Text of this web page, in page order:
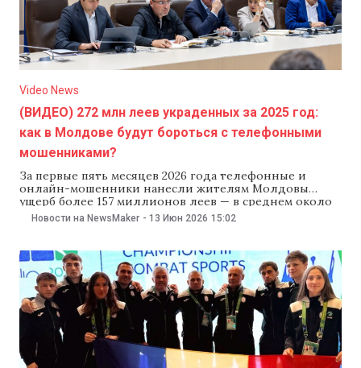
Video News
(ВИДЕО) 272 млн леев украденных за 2025 год:
как в Молдове будут бороться с телефонными
мошенниками?
За первые пять месяцев 2026 года телефонные и
онлайн-мошенники нанесли жителям Молдовы
ущерб более 157 миллионов леев — в среднем около
89 тысяч леев на одно дело. Всего зарегистрировали
заманивали в фиктивные инвестиции и
криптоплатформы (310 случаев) или предлагали
Новости на NewsMaker - 13 Июн 2026 15:02